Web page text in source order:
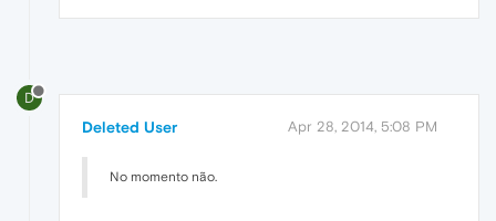
D
Deleted User Apr 28, 2014, 5:08 PM
No momento não.